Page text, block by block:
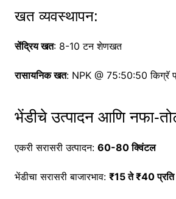
खत व्यवस्थापन:
सेंद्रिय खत: 8-10 टन शेणखत
रासायनिक खत: NPK @ 75:50:50 किग्रॅ
भेंडीचे उत्पादन आणि नफा-
एकरी सरासरी उत्पादन: 60-80 क्विंटल
भेंडीचा सरासरी बाजारभाव: ₹15 ते ₹40 प्रति